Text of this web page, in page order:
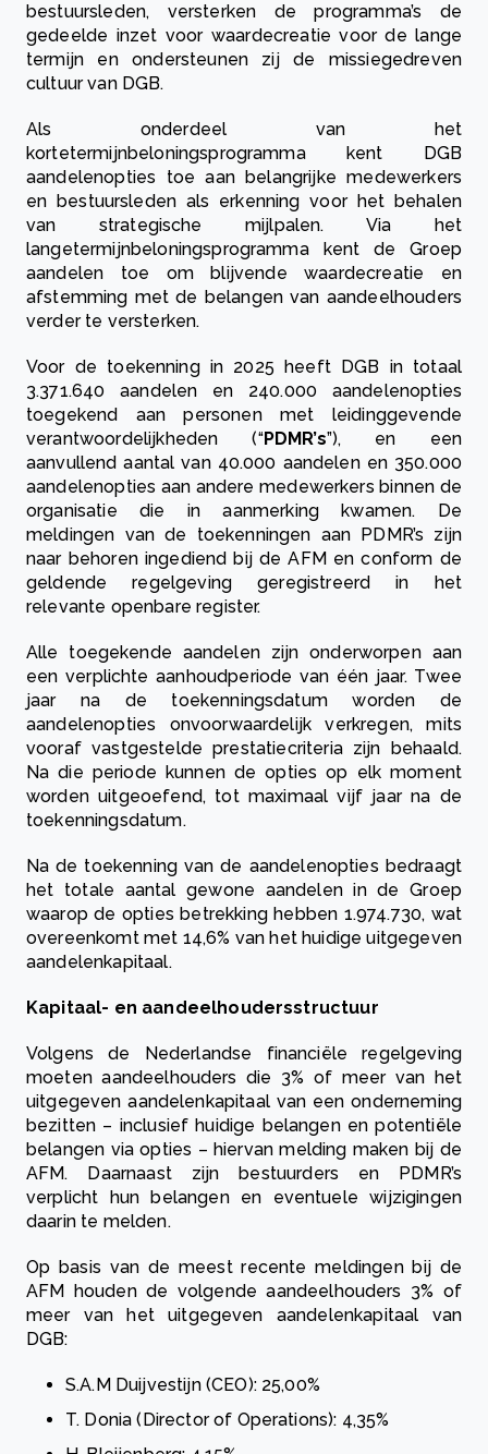
bestuursleden, versterken de programma’s de
gedeelde inzet voor waardecreatie voor de lange
termijn en ondersteunen zij de missiegedreven
cultuur van DGB.
Als onderdeel van het
kortetermijnbeloningsprogramma kent DGB
aandelenopties toe aan belangrijke medewerkers
en bestuursleden als erkenning voor het behalen
van strategische mijlpalen. Via het
langetermijnbeloningsprogramma kent de Groep
aandelen toe om blijvende waardecreatie en
afstemming met de belangen van aandeelhouders
verder te versterken.
Voor de toekenning in 2025 heeft DGB in totaal
3.371.640 aandelen en 240.000 aandelenopties
toegekend aan personen met leidinggevende
verantwoordelijkheden (“PDMR’s”), en een
aanvullend aantal van 40.000 aandelen en 350.000
aandelenopties aan andere medewerkers binnen de
organisatie die in aanmerking kwamen. De
meldingen van de toekenningen aan PDMR’s zijn
naar behoren ingediend bij de AFM en conform de
geldende regelgeving geregistreerd in het
relevante openbare register.
Alle toegekende aandelen zijn onderworpen aan
een verplichte aanhoudperiode van één jaar. Twee
jaar na de toekenningsdatum worden de
aandelenopties onvoorwaardelijk verkregen, mits
vooraf vastgestelde prestatiecriteria zijn behaald.
Na die periode kunnen de opties op elk moment
worden uitgeoefend, tot maximaal vijf jaar na de
toekenningsdatum.
Na de toekenning van de aandelenopties bedraagt
het totale aantal gewone aandelen in de Groep
waarop de opties betrekking hebben 1.974.730, wat
overeenkomt met 14,6% van het huidige uitgegeven
aandelenkapitaal.
Kapitaal- en aandeelhoudersstructuur
Volgens de Nederlandse financiële regelgeving
moeten aandeelhouders die 3% of meer van het
uitgegeven aandelenkapitaal van een onderneming
bezitten – inclusief huidige belangen en potentiële
belangen via opties – hiervan melding maken bij de
AFM. Daarnaast zijn bestuurders en PDMR’s
verplicht hun belangen en eventuele wijzigingen
daarin te melden.
Op basis van de meest recente meldingen bij de
AFM houden de volgende aandeelhouders 3% of
meer van het uitgegeven aandelenkapitaal van
DGB:
S.A.M Duijvestijn (CEO): 25,00%
T. Donia (Director of Operations): 4,35%